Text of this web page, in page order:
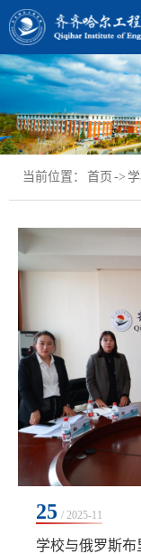
当前位置： 首页 ->
25 / 2025-11
学校与俄罗斯